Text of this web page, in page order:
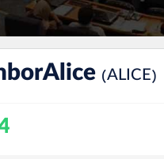
(ALICE)